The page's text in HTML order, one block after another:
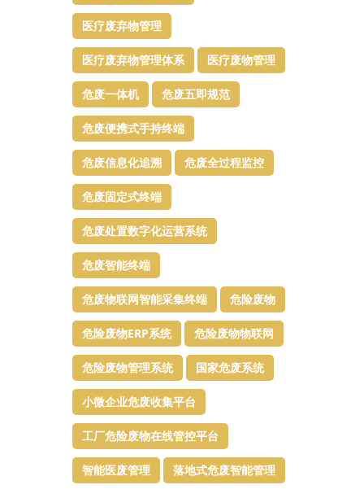
医疗废弃物管理​
医疗废弃物管理体系 医疗废物管理
危废一体机 危废五即规范
危废便携式手持终端
危废信息化追溯 危废全过程监控
危废固定式终端
危废处置数字化运营系统
危废智能终端
危废物联网智能采集终端 危险废物
危险废物ERP系统 危险废物物联网
危险废物管理系统 国家危废系统
小微企业危废收集平台
工厂危险废物在线管控平台
智能医废管理 落地式危废智能管理